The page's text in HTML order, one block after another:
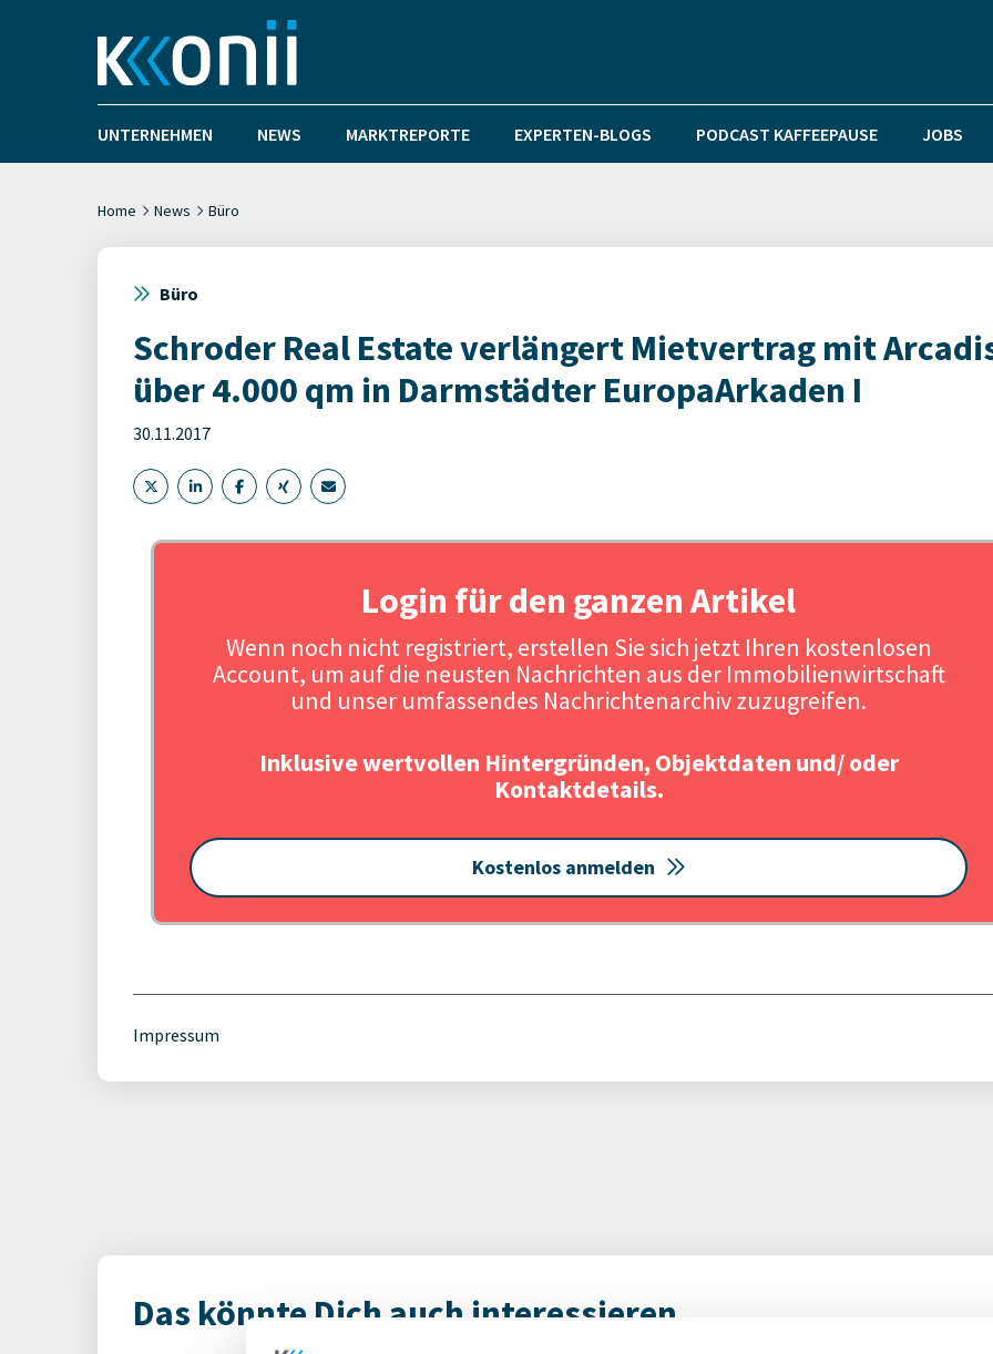
UNTERNEHMEN NEWS MARKTREPORTE EXPERTEN-BLOGS PODCAST KAFFEEPAUSE JOBS
Home News Büro
Büro
Schroder Real Estate verlängert Mietvertrag mit
über 4.000 qm in Darmstädter EuropaArkaden I
30.11.2017
Login für den ganzen Artikel
Wenn noch nicht registriert, erstellen Sie sich jetzt Ihren kostenlosen
Account, um auf die neusten Nachrichten aus der Immobilienwirtschaft
und unser umfassendes Nachrichtenarchiv zuzugreifen.
Inklusive wertvollen Hintergründen, Objektdaten und/ oder
Kontaktdetails.
Kostenlos anmelden
Impressum
Das könnte Dich auch interessieren